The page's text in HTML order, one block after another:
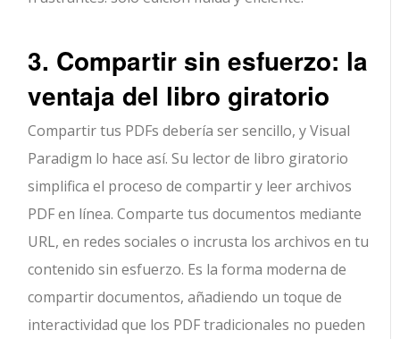
3. Compartir sin esfuerzo: la
ventaja del libro giratorio
Compartir tus PDFs debería ser sencillo, y Visual
Paradigm lo hace así. Su lector de libro giratorio
simplifica el proceso de compartir y leer archivos
PDF en línea. Comparte tus documentos mediante
URL, en redes sociales o incrusta los archivos en tu
contenido sin esfuerzo. Es la forma moderna de
compartir documentos, añadiendo un toque de
interactividad que los PDF tradicionales no pueden